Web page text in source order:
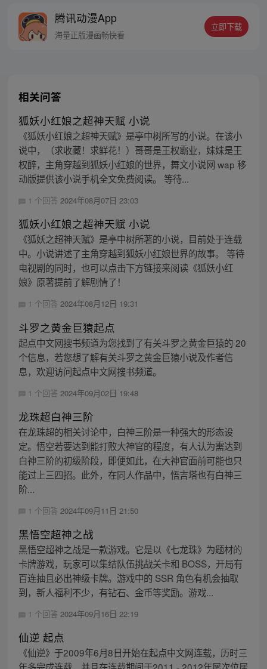
心修炼。熟知游戏多个版本迭代与规则的
他，誓要在新的世界中，统领机械大军，从
腾讯动漫App
海量正版漫画畅快看
立即下载
相关问答
狐妖小红娘之超神天赋 小说
《狐妖小红娘之超神天赋》是亭中树所写的小说。在该小
说中，（求收藏！求鲜花！）哥哥是王权霸业，妹妹是王
权醉，主角穿越到狐妖小红娘的世界，舞文小说网 wap 移
动版提供该小说手机全文免费阅读。 等待...
1 个回答 2024年08月07日 23:03
狐妖小红娘之超神天赋 小说
《狐妖之超神天赋》是亭中树所著的小说，目前处于连载
中。小说讲述了主角穿越到狐妖小红娘世界的故事。 等待
电视剧的同时，也可以点击下方链接来阅读《狐妖小红
娘》原著提前了解剧情了！
1 个回答 2024年08月12日 19:31
斗罗之黄金巨猿起点
起点中文网搜书频道为您找到了有关斗罗之黄金巨猿的 20
个信息，若您想了解有关斗罗之黄金巨猿小说及作者信
息，欢迎访问起点中文网搜书频道。
1 个回答 2024年09月02日 19:48
龙珠超白神三阶
在龙珠超的相关讨论中，白神三阶是一种强大的形态设
定。悟空若要达到能打败大神官的程度，有人认为需达到
白神三阶的初级阶段，即便如此，在大神官面前可能也只
能过上三四招。此外，在同人作品中，悟吉塔也有白神三
阶...
1 个回答 2024年09月11日 21:50
黑悟空超神之战
黑悟空超神之战是一款游戏。它是以《七龙珠》为题材的
卡牌游戏，玩家可以集结队伍挑战关卡和 BOSS，开局有
百连抽且必出神级卡牌。游戏中的 SSR 角色有机会抽取
到，新人福利不少，有钻石、金币等奖励。游戏...
1 个回答 2024年09月16日 22:19
仙逆 起点
《仙逆》于2009年6月8日开始在起点中文网连载，历时三